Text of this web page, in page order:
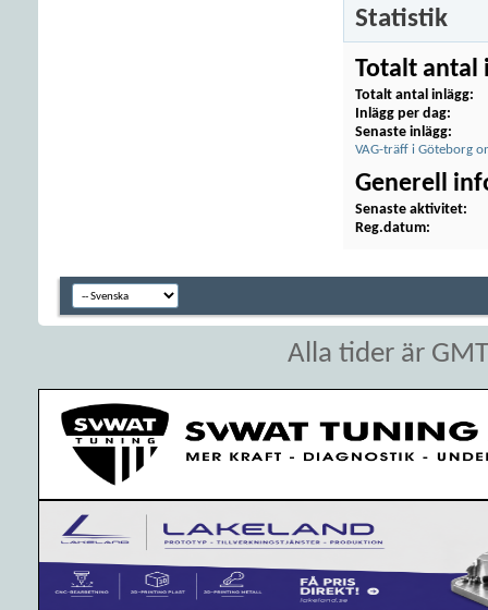
Statistik
Totalt antal
Totalt antal inlägg
Inlägg per dag
Senaste inlägg
VAG-träff i Göteborg
Generell
Senaste aktivitet
Reg.datum
Alla tider är